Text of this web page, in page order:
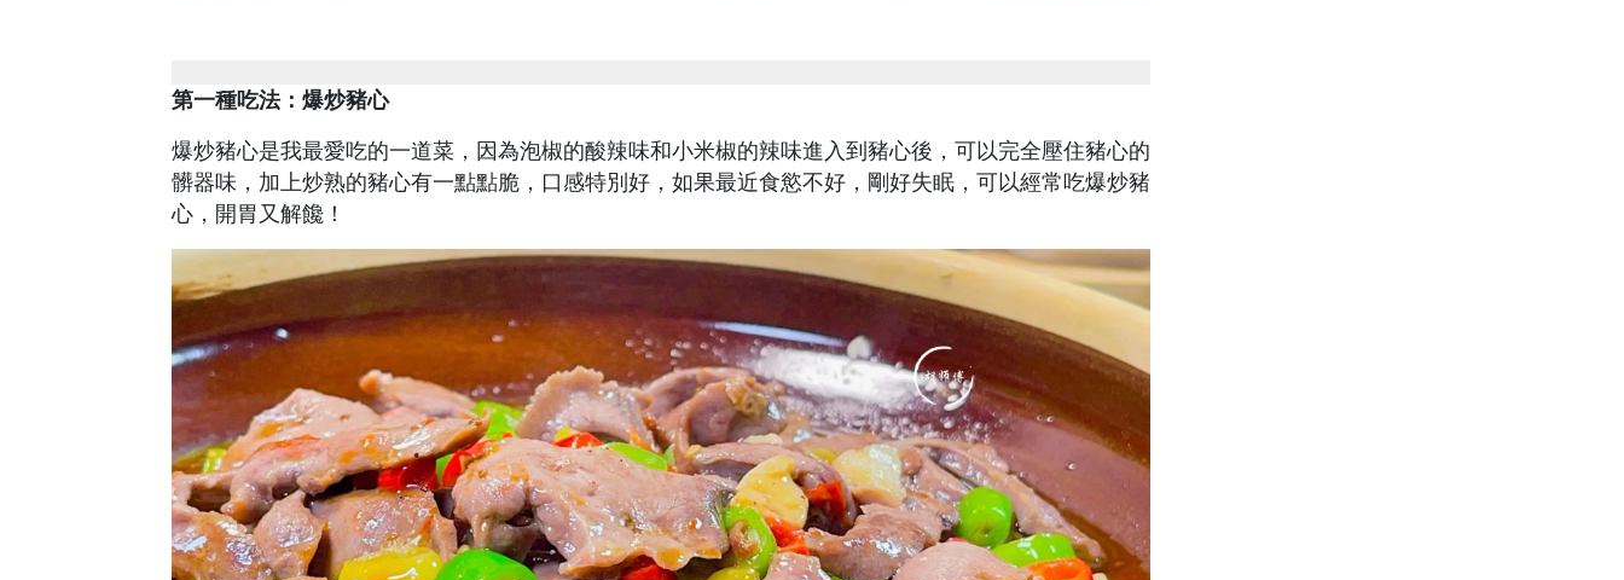
第一種吃法：爆炒豬心
爆炒豬心是我最愛吃的一道菜，因為泡椒的酸辣味和小米椒的辣味進入到豬心後，可以完全壓住豬心的
髒器味，加上炒熟的豬心有一點點脆，口感特別好，如果最近食慾不好，剛好失眠，可以經常吃爆炒豬
心，開胃又解饞！